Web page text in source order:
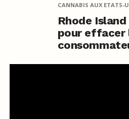
CANNABIS AUX ETATS-
Rhode
pour effacer